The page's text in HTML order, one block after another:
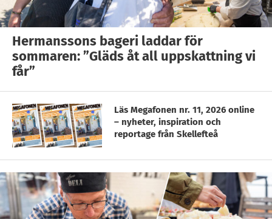
Hermanssons bageri laddar för
sommaren: ”Gläds åt all uppskattning vi
får”
Läs Megafonen nr. 11, 2026 online
– nyheter, inspiration och
reportage från Skellefteå